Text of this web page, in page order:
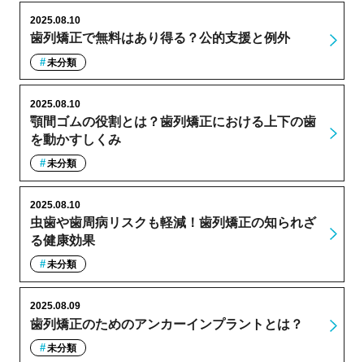
歯列矯正で無料はあり得る？公的支援と例外
2025.08.10
未分類
顎間ゴムの役割とは？歯列矯正における上下の歯
を動かすしくみ
2025.08.10
未分類
虫歯や歯周病リスクも軽減！歯列矯正の知られざ
る健康効果
2025.08.10
未分類
歯列矯正のためのアンカーインプラントとは？
2025.08.09
未分類